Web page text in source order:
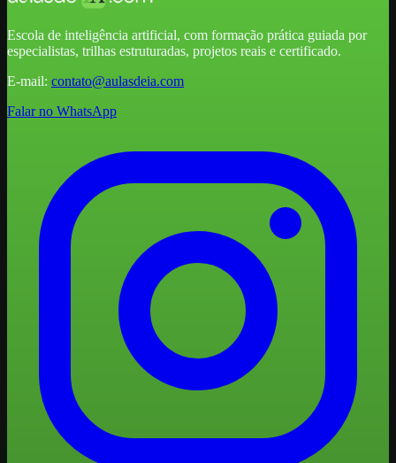
Escola de inteligência artificial, com formação prática guiada por
especialistas, trilhas estruturadas, projetos reais e certificado.
E-mail: contato@aulasdeia.com
Falar no WhatsApp